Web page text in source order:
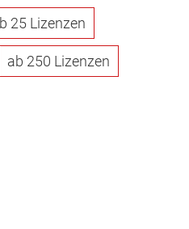
25 Lizenzen
ab 250 Lizenzen